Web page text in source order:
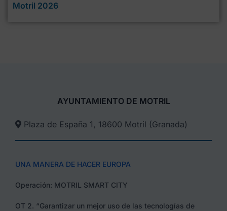
Motril 2026
AYUNTAMIENTO DE MOTRIL
Plaza de España 1, 18600 Motril (Granada)​
UNA MANERA DE HACER EUROPA
Operación: MOTRIL SMART CITY
OT 2. “Garantizar un mejor uso de las tecnologías de